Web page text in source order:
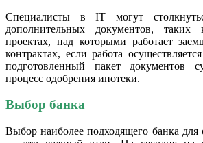
Специалисты в IT могут
дополнительных документов,
проектах, над которыми работает
контрактах, если работа
подготовленный пакет документов
процесс одобрения ипотеки.
Выбор банка
Выбор наиболее подходящего банка для